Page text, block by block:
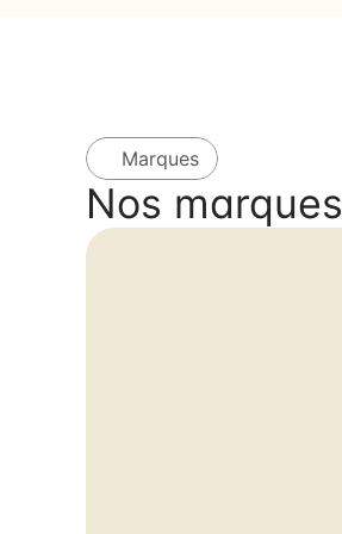
Marques
Nos marques